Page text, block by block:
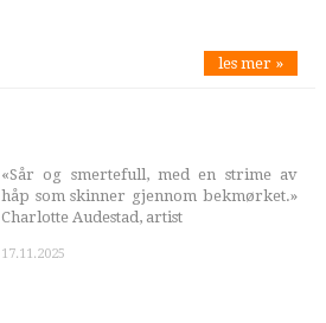
les mer »
«Sår og smertefull, med en strime av
håp som skinner gjennom bekmørket.»
Charlotte Audestad, artist
17.11.2025